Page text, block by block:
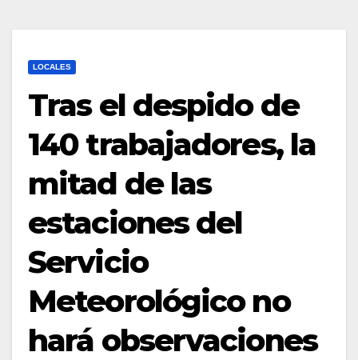
LOCALES
Tras el despido de
140 trabajadores, la
mitad de las
estaciones del
Servicio
Meteorológico no
hará observaciones